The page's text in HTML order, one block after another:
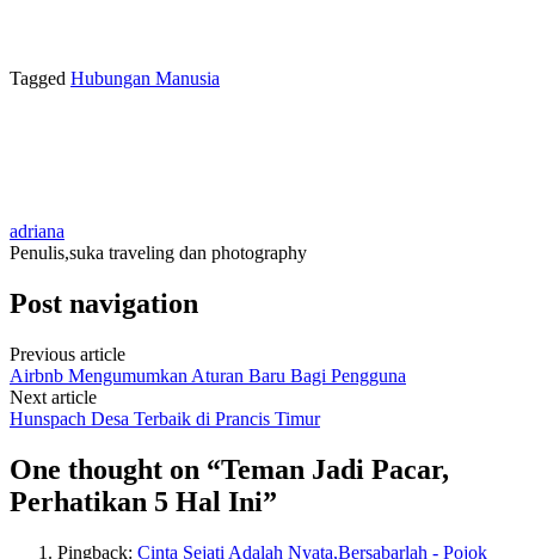
Tagged Hubungan Manusia
adriana
Penulis,suka traveling dan photography
Post navigation
Previous article
Airbnb Mengumumkan Aturan Baru Bagi Pengguna
Next article
Hunspach Desa Terbaik di Prancis Timur
One thought on “Teman Jadi Pacar,
Perhatikan 5 Hal Ini”
Pingback: Cinta Sejati Adalah Nyata,Bersabarlah - Pojok